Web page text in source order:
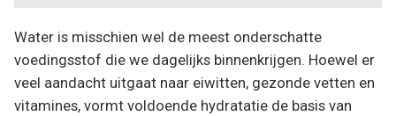
Water is misschien wel de meest onderschatte
voedingsstof die we dagelijks binnenkrijgen. Hoewel er
veel aandacht uitgaat naar eiwitten, gezonde vetten en
vitamines, vormt voldoende hydratatie de basis van